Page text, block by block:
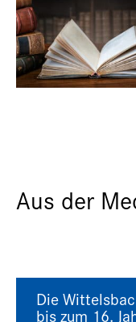
Aus der
Die
bis zum 16.